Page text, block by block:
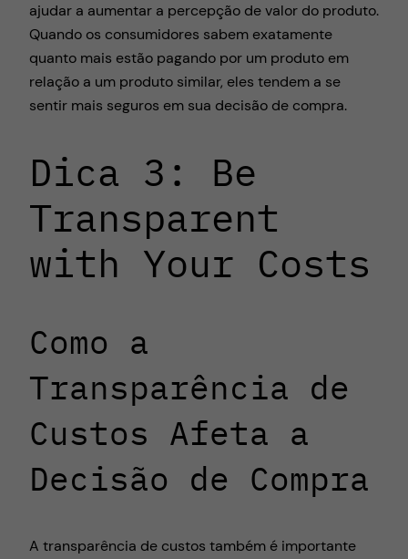
ajudar a aumentar a percepção de valor do produto.
Quando os consumidores sabem exatamente
quanto mais estão pagando por um produto em
relação a um produto similar, eles tendem a se
sentir mais seguros em sua decisão de compra.
Dica 3: Be
Transparent
with Your Costs
Como a
Transparência de
Custos Afeta a
Decisão de Compra
A transparência de custos também é importante